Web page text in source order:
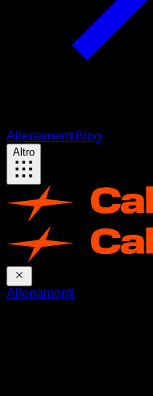
AllenamentiBlog
Altro
Allenamenti